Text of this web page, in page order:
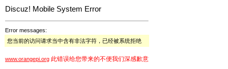
Discuz! Mobile System Error
Error messages:
您当前的访问请求当中含有非法字符，已经被系统拒绝
www.orangepi.org 此错误给您带来的不便我们深感歉意